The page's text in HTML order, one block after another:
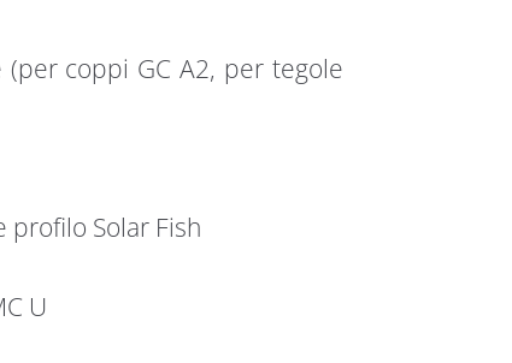
coppi GC A2, per tegole
profilo Solar Fish
U